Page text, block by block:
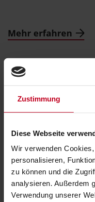
Zustimmung
Diese Webseite
Wir verwenden
personalisieren,
zu können und die
analysieren. Außerdem
Verwendung unserer
Mehr erfahren
Programm